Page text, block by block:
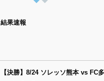
結果速報
【決勝】8/24 ソレッソ熊本 vs FC